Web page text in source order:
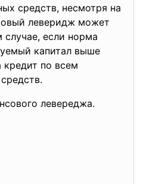
средств, несмотря на
леверидж может
случае, если норма
капитал выше
кредит по всем
левереджа.